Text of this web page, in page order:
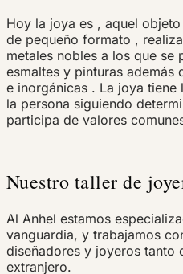
Hoy la joya es , aquel
de pequeño formato ,
metales nobles a los que se
esmaltes y pinturas además
e inorgánicas . La joya tiene
la persona siguiendo
participa de valores
Nuestro taller de
Al Anhel estamos
vanguardia, y trabajamos
diseñadores y joyeros tanto
extranjero.